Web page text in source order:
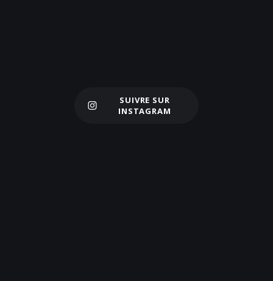
Charger plus
SUIVRE SUR
INSTAGRAM